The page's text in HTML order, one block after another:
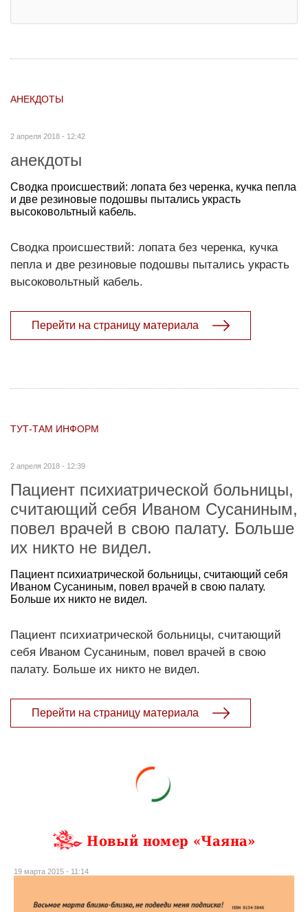
АНЕКДОТЫ
2 апреля 2018 - 12:42
анекдоты
Сводка происшествий: лопата без черенка, кучка пепла
и две резиновые подошвы пытались украсть
высоковольтный кабель.
Сводка происшествий: лопата без черенка, кучка
пепла и две резиновые подошвы пытались украсть
высоковольтный кабель.
Перейти на страницу материала
ТУТ-ТАМ ИНФОРМ
2 апреля 2018 - 12:39
Пациент психиатрической больницы,
считающий себя Иваном Сусаниным,
повел врачей в свою палату. Больше
их никто не видел.
Пациент психиатрической больницы, считающий себя
Иваном Сусаниным, повел врачей в свою палату.
Больше их никто не видел.
Пациент психиатрической больницы, считающий
себя Иваном Сусаниным, повел врачей в свою
палату. Больше их никто не видел.
Перейти на страницу материала
Новый номер «Чаяна»
19 марта 2015 - 11:14